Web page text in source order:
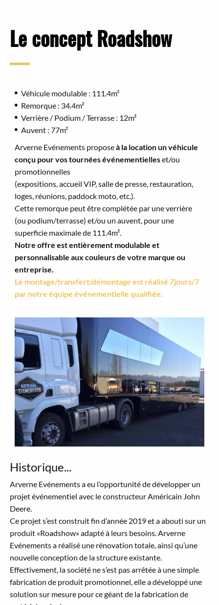
Le concept Roadshow
Véhicule modulable : 111.4m²
Remorque : 34.4m²
Verrière / Podium / Terrasse : 12m²
Auvent : 77m²
Arverne Evénements proposeà la location un véhicule
conçu pour vos tournées événementielleset/ou
promotionnelles
(expositions, accueil VIP, salle de presse, restauration,
loges, réunions, paddock moto, etc.).
Cette remorque peut être complétée par une verrière
(ou podium/terrasse) et/ou un auvent, pour une
superficie maximale de 111.4m².
Notre offre est entièrement modulable et
personnalisable aux couleurs de votre marque ou
entreprise.
Le montage/transfert/démontage est réalisé 7jours/7
par notre équipe événementielle qualifiée.
Historique...
Arverne Evénements a eu l’opportunité de développer un
projet événementiel avec le constructeur Américain John
Deere.
Ce projet s’est construit fin d’année 2019 et a abouti sur un
produit «Roadshow» adapté à leurs besoins. Arverne
Evénements a réalisé une rénovation totale, ainsi qu’une
nouvelle conception de la structure existante.
Effectivement, la société ne s’est pas arrêtée à une simple
fabrication de produit promotionnel, elle a développé une
solution sur mesure pour ce géant de la fabrication de